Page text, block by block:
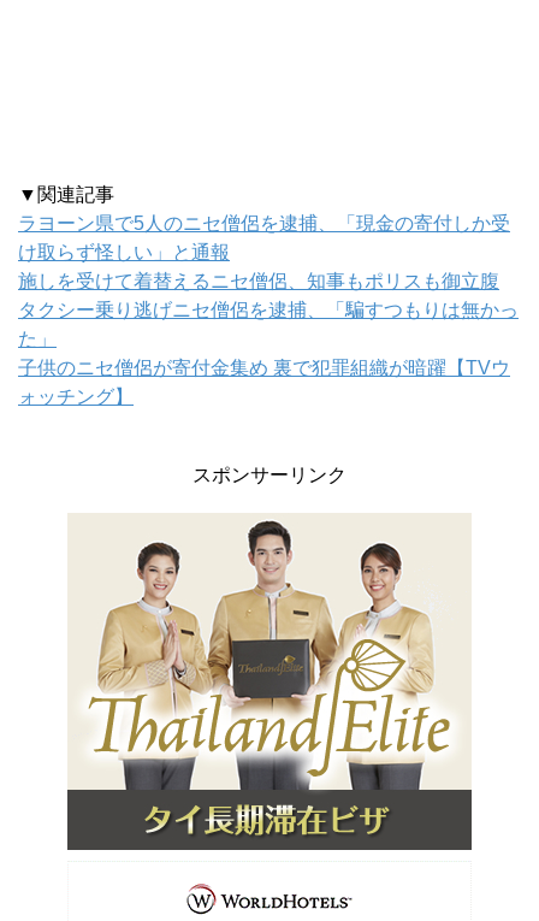
▼関連記事
ラヨーン県で5人のニセ僧侶を逮捕、「現金の寄付しか受
け取らず怪しい」と通報
施しを受けて着替えるニセ僧侶、知事もポリスも御立腹
タクシー乗り逃げニセ僧侶を逮捕、「騙すつもりは無かっ
た」
子供のニセ僧侶が寄付金集め 裏で犯罪組織が暗躍【TVウ
ォッチング】
スポンサーリンク